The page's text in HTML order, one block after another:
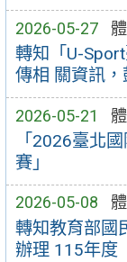
2026-05-27
轉知「U-
傳相 關資訊，
2026-05-21
「2026臺北
賽」
2026-05-08
轉知教育部國
辦理 115年度